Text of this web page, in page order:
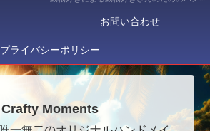
お問い合わせ
プライバシーポリシー
Crafty Moments